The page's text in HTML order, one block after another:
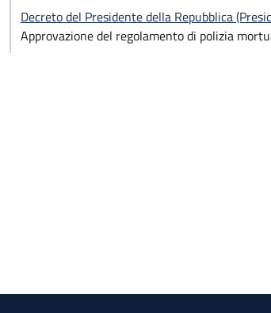
Decreto del Presidente della Repubblica
Approvazione del regolamento di polizia